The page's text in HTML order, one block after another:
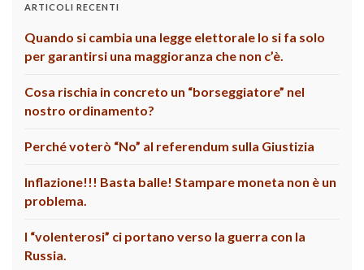
ARTICOLI RECENTI
Quando si cambia una legge elettorale lo si fa solo
per garantirsi una maggioranza che non c’è.
Cosa rischia in concreto un “borseggiatore” nel
nostro ordinamento?
Perché voterò “No” al referendum sulla Giustizia
Inflazione!!! Basta balle! Stampare moneta non è un
problema.
I “volenterosi” ci portano verso la guerra con la
Russia.